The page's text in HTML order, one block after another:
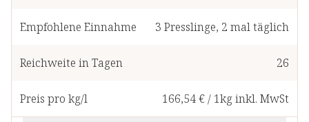
Empfohlene Einnahme 3 Presslinge, 2 mal täglich
Reichweite in Tagen 26
Preis pro kg/l 166,54 €/ 1kginkl. MwSt